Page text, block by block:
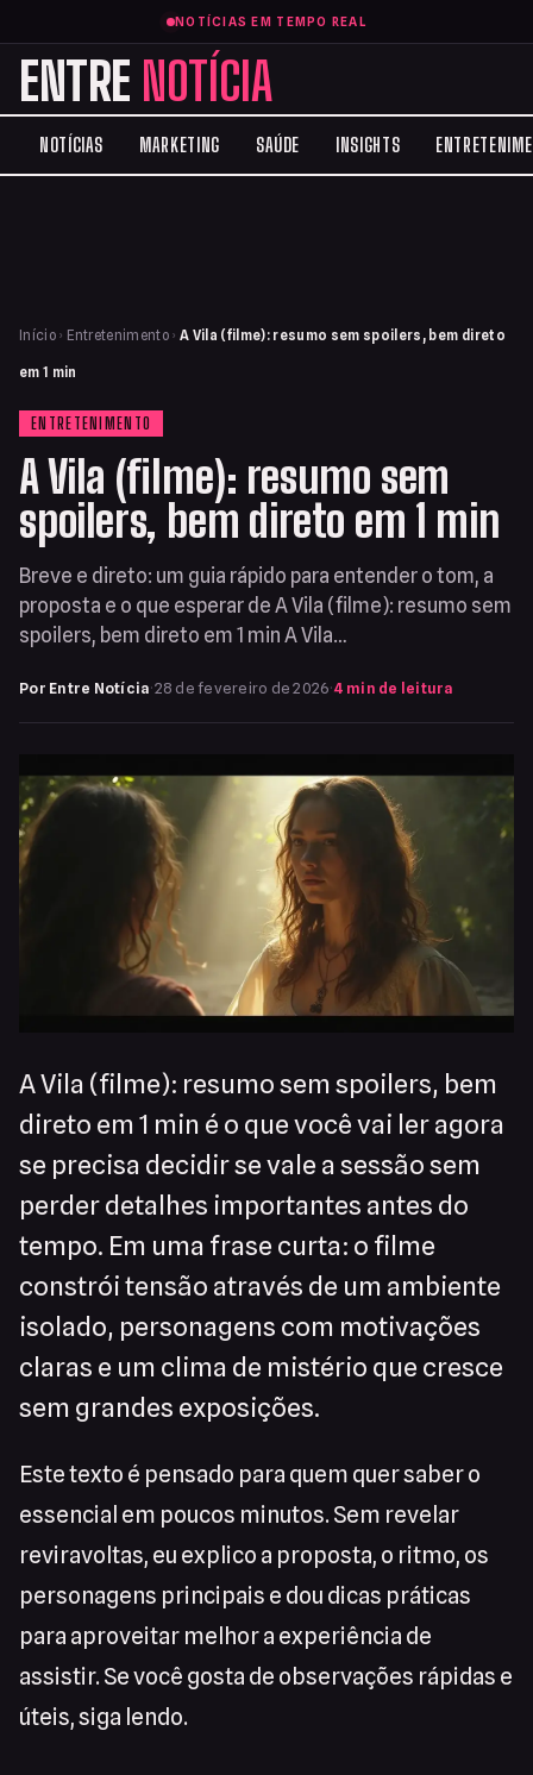
NOTÍCIAS EM TEMPO REAL
ENTRE NOTÍCIA
NOTÍCIAS MARKETING SAÚDE INSIGHTS
Início › Entretenimento › A Vila (filme): resumo sem spoilers, bem direto
em 1 min
ENTRETENIMENTO
A Vila (filme): resumo sem
spoilers, bem direto em 1 min
Breve e direto: um guia rápido para entender o tom, a
proposta e o que esperar de A Vila (filme): resumo sem
spoilers, bem direto em 1 min A Vila…
Por Entre Notícia·28 de fevereiro de 2026·4 min de leitura
A Vila (filme): resumo sem spoilers, bem
direto em 1 min é o que você vai ler agora
se precisa decidir se vale a sessão sem
perder detalhes importantes antes do
tempo. Em uma frase curta: o filme
constrói tensão através de um ambiente
isolado, personagens com motivações
claras e um clima de mistério que cresce
sem grandes exposições.
Este texto é pensado para quem quer saber o
essencial em poucos minutos. Sem revelar
reviravoltas, eu explico a proposta, o ritmo, os
personagens principais e dou dicas práticas
para aproveitar melhor a experiência de
assistir. Se você gosta de observações rápidas e
úteis, siga lendo.